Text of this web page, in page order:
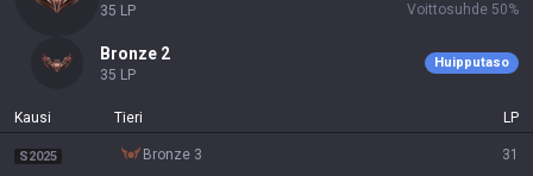
35 LP
Voittosuhde 50%
bronze 2
35 LP
Huipputaso
Kausi Tieri LP
S2025 bronze 3 31